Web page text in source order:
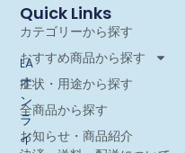
LA
オ
ン
ラ
イ
Quick Links
カテゴリーから探す
おすすめ商品から探す
症状・用途から探す
全商品から探す
お知らせ・商品紹介